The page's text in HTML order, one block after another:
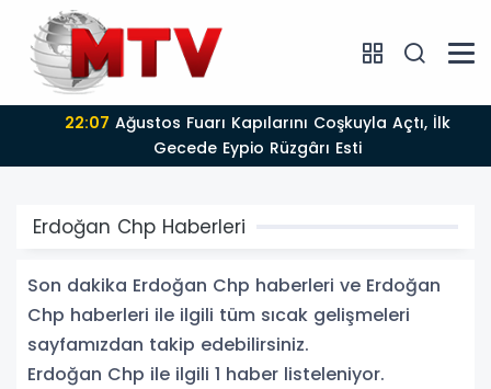
22:07Ağustos Fuarı Kapılarını Coşkuyla Açtı, İlk
Gecede Eypio Rüzgârı Esti
Erdoğan Chp Haberleri
Son dakika Erdoğan Chp haberleri ve Erdoğan
Chp haberleri ile ilgili tüm sıcak gelişmeleri
sayfamızdan takip edebilirsiniz.
Erdoğan Chp ile ilgili 1 haber listeleniyor.